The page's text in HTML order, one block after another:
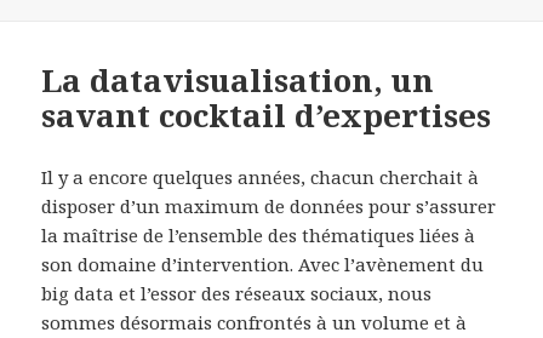
La datavisualisation, un
savant cocktail d’expertises
Il y a encore quelques années, chacun cherchait à
disposer d’un maximum de données pour s’assurer
la maîtrise de l’ensemble des thématiques liées à
son domaine d’intervention. Avec l’avènement du
big data et l’essor des réseaux sociaux, nous
sommes désormais confrontés à un volume et à